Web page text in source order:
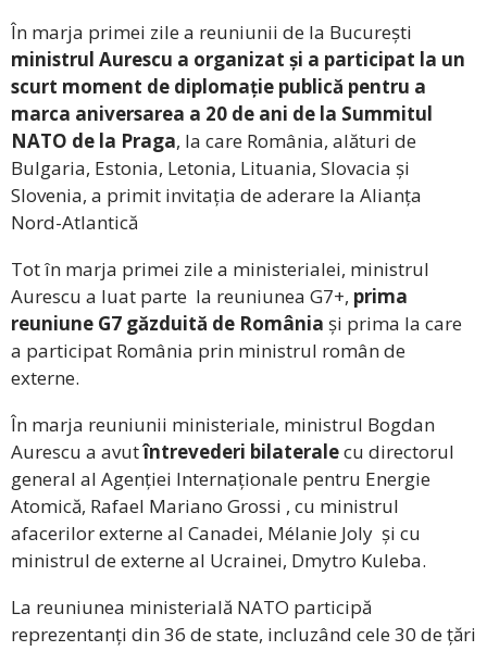
În marja primei zile a reuniunii de la București
ministrul Aurescu a organizat și a participat la un
scurt moment de diplomație publică pentru a
marca aniversarea a 20 de ani de la Summitul
NATO de la Praga, la care România, alături de
Bulgaria, Estonia, Letonia, Lituania, Slovacia și
Slovenia, a primit invitația de aderare la Alianța
Nord-Atlantică
Tot în marja primei zile a ministerialei, ministrul
Aurescu a luat parte la reuniunea G7+, prima
reuniune G7 găzduită de România și prima la care
a participat România prin ministrul român de
externe.
În marja reuniunii ministeriale, ministrul Bogdan
Aurescu a avutîntrevederi bilateralecu directorul
general al Agenției Internaționale pentru Energie
Atomică, Rafael Mariano Grossi , cu ministrul
afacerilor externe al Canadei, Mélanie Joly și cu
ministrul de externe al Ucrainei, Dmytro Kuleba.
La reuniunea ministerială NATO participă
reprezentanți din 36 de state, incluzând cele 30 de țări